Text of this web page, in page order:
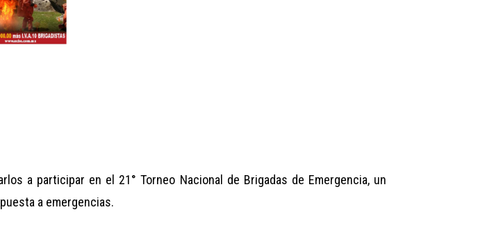
a participar en el 21° Torneo Nacional de Brigadas de Emergencia, un
a emergencias.